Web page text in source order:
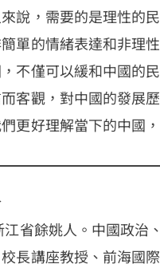
說，需要的是理性的
單的情緒表達和非理
不僅可以緩和中國的
客觀，對中國的發展
更好理解當下的中國
江省餘姚人。中國政治
校長講座教授、前海國